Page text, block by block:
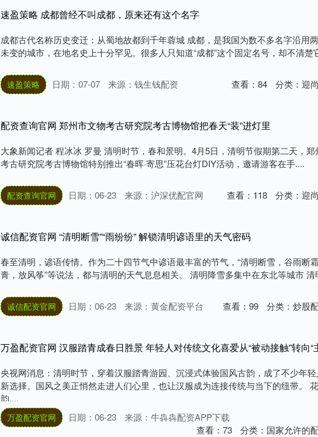
速盈策略 成都曾经不叫成都，原来还有这个名字
成都古代名称历史变迁：从蜀地故都到千年蓉城 成都，是我国为数不多名字沿用
未变的城市，在地名史上十分罕见。很多人只知道“成都”这个固定名号，却不清楚
速盈策略 日期：07-07 来源：钱生钱配资 查看： 84 分类： 迎
配资查询官网 郑州市文物考古研究院考古博物馆把春天“装”进灯里
大象新闻记者 程冰冰 罗曼 清明时节，春和景明。4月5日，清明节假期第二天，郑
考古研究院考古博物馆特别推出“春晖·寄思”压花台灯DIY活动，邀请游客在手....
配资查询官网 日期：06-23 来源：沪深优配官网 查看： 118 分类： 迎
诚信配资官网 “清明断雪”“雨纷纷” 解锁清明谚语里的天气密码
春至清明，谚语传情。作为二十四节气中谚语最丰富的节气，“清明断雪，谷雨断霜
青，放风筝”等说法，都与清明的天气息息相关。 清明降雪多集中在东北等城市 清
诚信配资官网 日期：06-23 来源：黄金配资平台 查看： 99 分类： 炒股
央视网消息：清明时节，穿着汉服踏青游园、沉浸式体验国风古韵，成了不少年
新选择。国风之美正悄然走进人们心里，也让汉服成为连接传统与当下的纽带。
韵....
万盈配资官网 日期：06-23
来源：牛犇犇配资APP下载
查看： 73 分类： 国家允许的